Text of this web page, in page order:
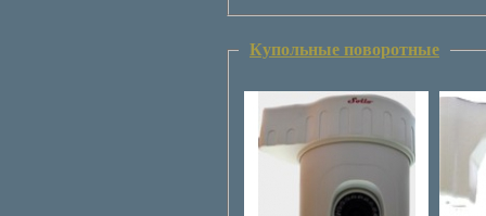
Купольные поворотные